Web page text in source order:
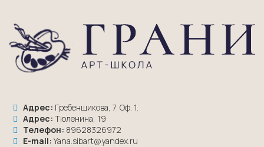
Адрес: Гребенщикова, 7. Оф. 1.
Адрес: Тюленина, 19
Телефон: 89628326972
E-mail: Yana.sibart@yandex.ru